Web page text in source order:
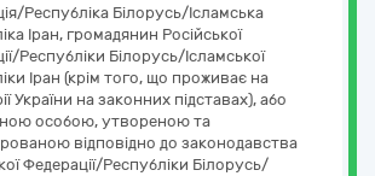
Республіка Білорусь/Ісламська
Іран, громадянин Російської
Республіки Білорусь/Ісламської
Іран (крім того, що проживає на
України на законних підставах), або
особою, утвореною та
відповідно до законодавства
Федерації/Республіки Білорусь/